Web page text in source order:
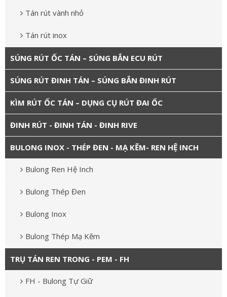
Tán rút vành nhỏ
Tán rút inox
SÚNG RÚT ỐC TÁN – SÚNG BẮN ECU RÚT
SÚNG RÚT ĐINH TÁN – SÚNG BẮN ĐINH RÚT
KÌM RÚT ỐC TÁN – DỤNG CỤ RÚT ĐAI ỐC
ĐINH RÚT - ĐINH TÁN - ĐINH RIVE
BULONG INOX - THÉP ĐEN - MẠ KẼM- REN HỆ INCH
Bulong Ren Hệ Inch
Bulong Thép Đen
Bulong Inox
Bulong Thép Mạ Kẽm
TRỤ TÁN REN TRONG - PEM - FH
FH - Bulong Tự Giữ